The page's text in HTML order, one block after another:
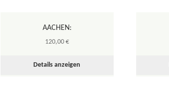
AACHEN:
120,00 €
Details anzeigen